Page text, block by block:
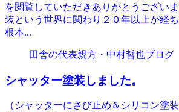
を閲覧していただきありがとうござい
装という世界に関わり２０年以上が経
根本...
田舎の代表親方・中村哲也ブログ
シャッター塗装しました。
（シャッターにさび止め＆シリコン塗